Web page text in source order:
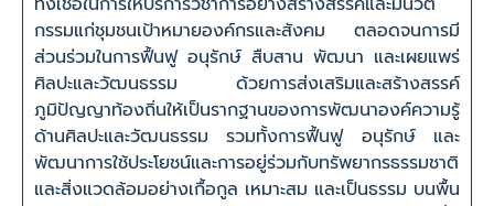
กรรมแก่ชุมชนเป้าหมายองค์กรและสังคม ตลอดจนการมี
ส่วนร่วมในการฟื้นฟู อนุรักษ์ สืบสาน พัฒนา และเผยแพร่
ศิลปะและวัฒนธรรม ด้วยการส่งเสริมและสร้างสรรค์
ภูมิปัญญาท้องถิ่นให้เป็นรากฐานของการพัฒนาองค์ความรู้
ด้านศิลปะและวัฒนธรรม รวมทั้งการฟื้นฟู อนุรักษ์ และ
พัฒนาการใช้ประโยชน์และการอยู่ร่วมกับทรัพยากรธรรมชาติ
และสิ่งแวดล้อมอย่างเกื้อกูล เหมาะสม และเป็นธรรม บนพื้น